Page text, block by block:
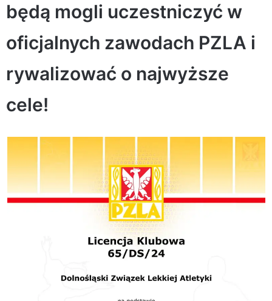
będą mogli uczestniczyć w
oficjalnych zawodach PZLA i
rywalizować o najwyższe
cele!